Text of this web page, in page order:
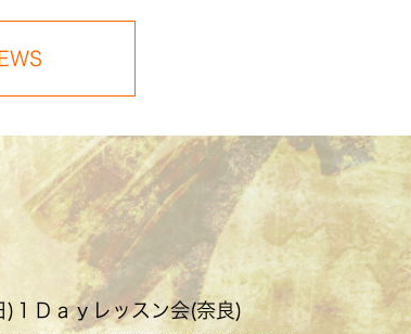
１Ｄａｙレッスン会(奈良)